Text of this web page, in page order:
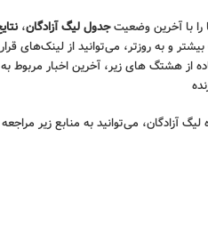
را با آخرین وضعیتجدول لیگ آزادگان،
و به روزتر، می‌توانید از لینک‌های
از هشتگ های زیر، آخرین اخبار مربوط
آزادگان، می‌توانید به منابع زیر